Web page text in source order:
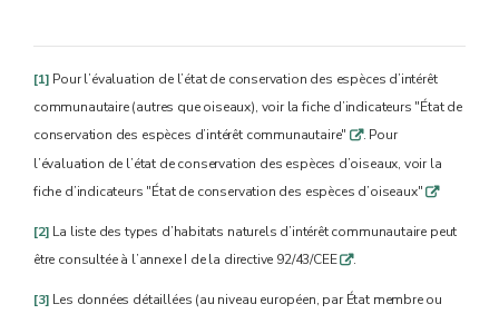
[1] Pour l’évaluation de l’état de conservation des espèces d’intérêt
communautaire (autres que oiseaux), voir la fiche d’indicateurs "État de
conservation des espèces d’intérêt communautaire"q. Pour
l’évaluation de l’état de conservation des espèces d’oiseaux, voir la
fiche d’indicateurs "État de conservation des espèces d’oiseaux"q
[2] La liste des types d’habitats naturels d’intérêt communautaire peut
être consultée à l’annexe I de la directive 92/43/CEEq.
[3] Les données détaillées (au niveau européen, par État membre ou